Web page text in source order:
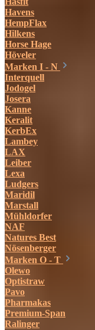
Havens
HempFlax
Hilkens
Horse Hage
Höveler
Marken I - N
Interquell
Jodogel
Josera
Kanne
Keralit
KerbEx
Lambey
LAX
Leiber
Lexa
Ludgers
Maridil
Marstall
Mühldorfer
NAF
Natures Best
Nösenberger
Marken O - T
Olewo
Optistraw
Pavo
Pharmakas
Premium-Span
Ralinger